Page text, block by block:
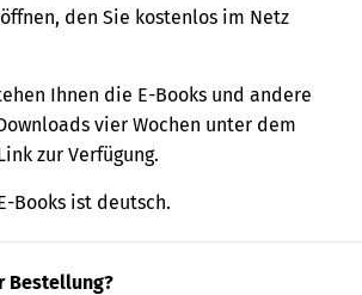
den Sie kostenlos im Netz
Ihnen die E-Books und andere
vier Wochen unter dem
zur Verfügung.
Books ist deutsch.
Bestellung?